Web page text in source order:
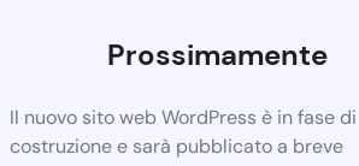
Prossimamente
Il nuovo sito web WordPress è in fase di
costruzione e sarà pubblicato a breve